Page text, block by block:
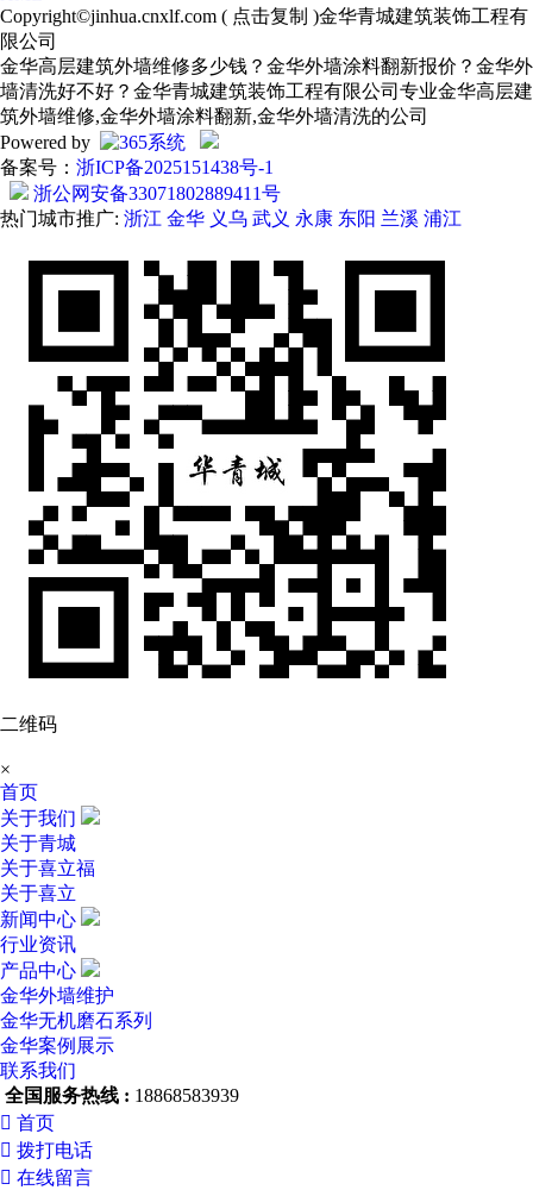
Copyright©jinhua.cnxlf.com ( 点击复制 )金华青城建筑装饰工程有
限公司
金华高层建筑外墙维修多少钱？金华外墙涂料翻新报价？金华外
墙清洗好不好？金华青城建筑装饰工程有限公司专业金华高层建
筑外墙维修,金华外墙涂料翻新,金华外墙清洗的公司
Powered by
备案号： 浙ICP备2025151438号-1
浙公网安备33071802889411号
热门城市推广: 浙江 金华 义乌 武义 永康 东阳 兰溪 浦江
二维码
×
首页
关于我们
关于青城
关于喜立福
关于喜立
新闻中心
行业资讯
产品中心
金华外墙维护
金华无机磨石系列
金华案例展示
联系我们
全国服务热线 : 18868583939
 首页
 拨打电话
 在线留言